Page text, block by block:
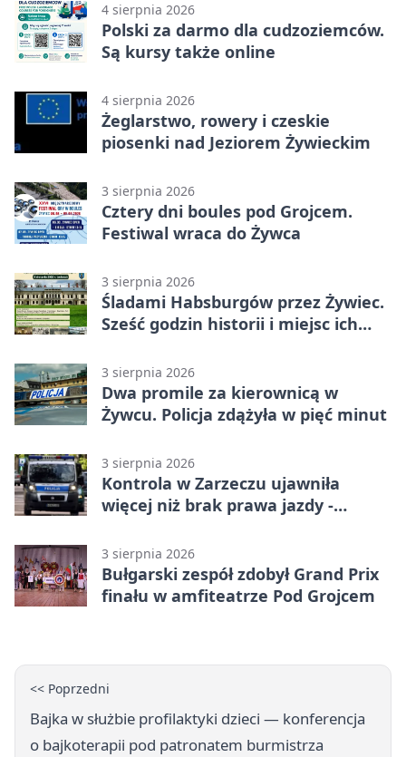
4 sierpnia 2026
Polski za darmo dla cudzoziemców.
Są kursy także online
4 sierpnia 2026
Żeglarstwo, rowery i czeskie
piosenki nad Jeziorem Żywieckim
3 sierpnia 2026
Cztery dni boules pod Grojcem.
Festiwal wraca do Żywca
3 sierpnia 2026
Śladami Habsburgów przez Żywiec.
Sześć godzin historii i miejsc ich
3 sierpnia 2026
Dwa promile za kierownicą w
Żywcu. Policja zdążyła w pięć minut
3 sierpnia 2026
Kontrola w Zarzeczu ujawniła
więcej niż brak prawa jazdy -
3 sierpnia 2026
Bułgarski zespół zdobył Grand Prix
finału w amfiteatrze Pod Grojcem
<< Poprzedni
Bajka w służbie profilaktyki dzieci — konferencja
o bajkoterapii pod patronatem burmistrza